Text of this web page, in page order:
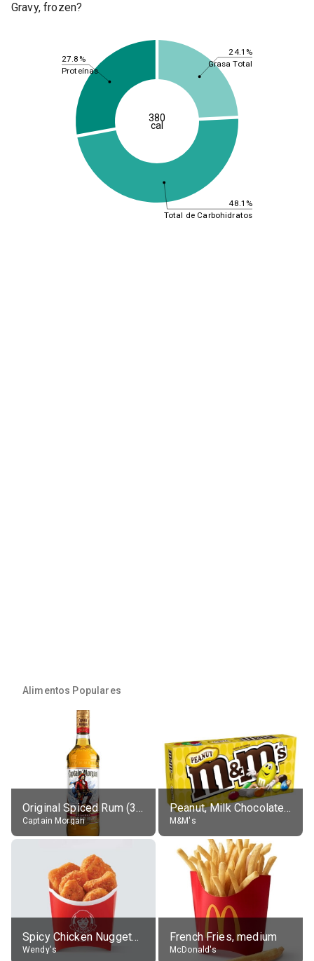
Gravy, frozen?
24.1%
48.1%
27.8% Grasa Total
Total de Carbohidratos
Proteínas
380
cal
Alimentos Populares
Original Spiced Rum (35% alc.)
Captain Morgan
Peanut, Milk Chocolate Candies
M&M's
Spicy Chicken Nuggets, without sauce
Wendy's
French Fries, medium
McDonald's